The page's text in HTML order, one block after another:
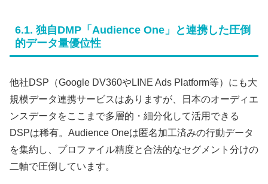
6.1. 独自DMP「Audience One」と連携した圧倒
的データ量優位性
他社DSP（Google DV360やLINE Ads Platform等）にも大
規模データ連携サービスはありますが、日本のオーディエ
ンスデータをここまで多層的・細分化して活用できる
DSPは稀有。Audience Oneは匿名加工済みの行動データ
を集約し、プロファイル精度と合法的なセグメント分けの
二軸で圧倒しています。